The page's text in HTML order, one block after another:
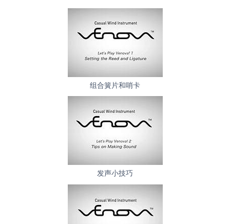
组合簧片和哨卡
发声小技巧